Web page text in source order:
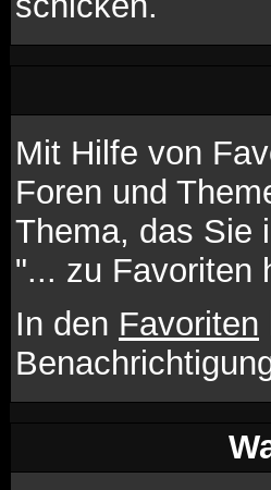
Mit Hilfe von
Foren und
Thema, das Sie
"... zu Favoriten
In den Favoriten